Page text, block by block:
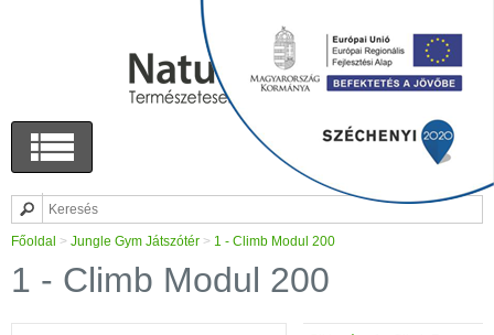
Főoldal > Jungle Gym Játszótér > 1 - Climb Modul 200
1 - Climb Modul 200